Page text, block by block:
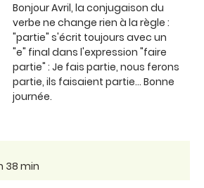
Bonjour Avril, la conjugaison du
verbe ne change rien à la règle :
"partie" s'écrit toujours avec un
"e" final dans l'expression "faire
partie" : Je fais partie, nous ferons
partie, ils faisaient partie... Bonne
journée.
38 min